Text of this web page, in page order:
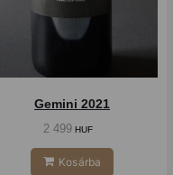
Gemini 2021
2 499HUF
Kosárba